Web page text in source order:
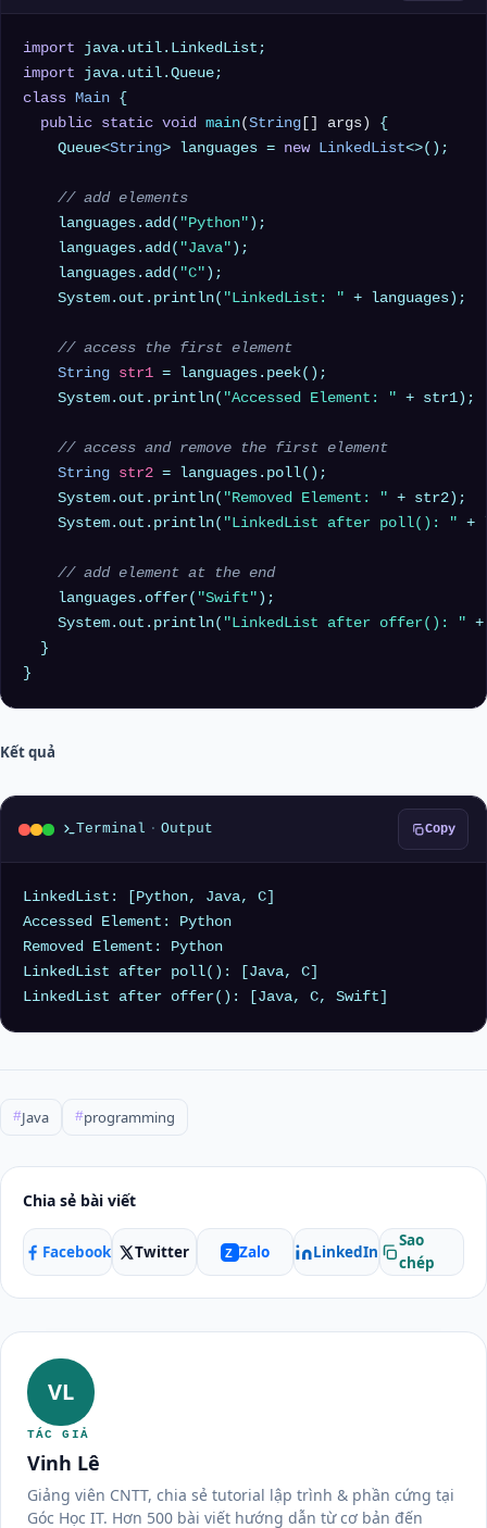
import
import
class Main {
public static void main( String [] args)
{
    Queue<
String> languages = new LinkedList<>();
// add elements
    languages.add(
"Python" );
    languages.add(
"Java" );
    languages.add(
"C" );
    System.out.println(
"LinkedList: " + languages);
// access the first element
String str1 = languages.peek();
    System.out.println(
"Accessed Element: " + str1);
// access and remove the first element
String str2 = languages.poll();
    System.out.println(
"Removed Element: " + str2);
    System.out.println(
"LinkedList after poll(): " +
// add element at the end
    languages.offer(
"Swift" );
    System.out.println(
"LinkedList after offer(): "
  }
Kết quả
Terminal · Output Copy
LinkedList: [Python, Java, C]
Accessed Element: Python
Removed Element: Python
LinkedList after poll(): [Java, C]
#Java #programming
Chia sẻ bài viết
Facebook Twitter Z Zalo LinkedIn
Sao
chép
VL
TÁC GIẢ
Vinh Lê
Giảng viên CNTT, chia sẻ tutorial lập trình & phần cứng tại
Góc Học IT. Hơn 500 bài viết hướng dẫn từ cơ bản đến